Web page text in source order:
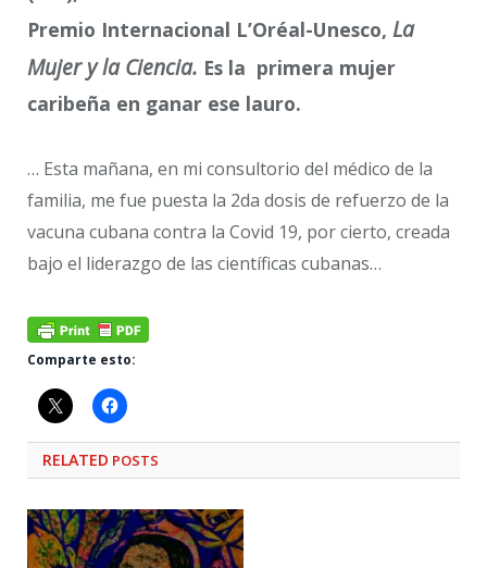
Premio Internacional L’Oréal-Unesco, La
Mujer y la Ciencia. Es la primera mujer
caribeña en ganar ese lauro.
… Esta mañana, en mi consultorio del médico de la
familia, me fue puesta la 2da dosis de refuerzo de la
vacuna cubana contra la Covid 19, por cierto, creada
bajo el liderazgo de las científicas cubanas…
Comparte esto:
RELATED POSTS